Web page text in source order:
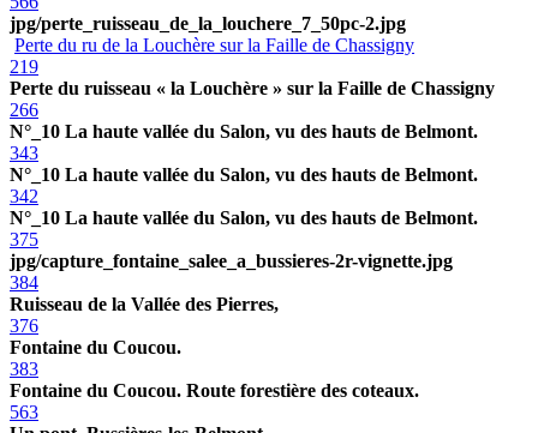
jpg/perte_ruisseau_de_la_louchere_7_50pc-2.jpg
Perte du ru de la Louchère sur la Faille de Chassigny
219
Perte du ruisseau « la Louchère » sur la Faille de Chassigny
266
N°_10 La haute vallée du Salon, vu des hauts de Belmont.
343
N°_10 La haute vallée du Salon, vu des hauts de Belmont.
342
N°_10 La haute vallée du Salon, vu des hauts de Belmont.
375
jpg/capture_fontaine_salee_a_bussieres-2r-vignette.jpg
384
Ruisseau de la Vallée des Pierres,
376
Fontaine du Coucou.
383
Fontaine du Coucou. Route forestière des coteaux.
563